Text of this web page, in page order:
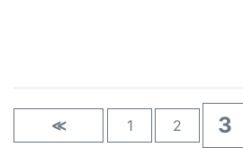
≪ 1 2 3